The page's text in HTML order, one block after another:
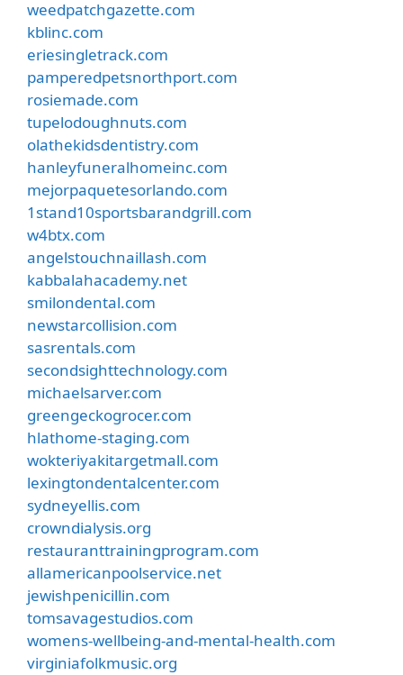
weedpatchgazette.com
kblinc.com
eriesingletrack.com
pamperedpetsnorthport.com
rosiemade.com
tupelodoughnuts.com
olathekidsdentistry.com
hanleyfuneralhomeinc.com
mejorpaquetesorlando.com
1stand10sportsbarandgrill.com
w4btx.com
angelstouchnaillash.com
kabbalahacademy.net
smilondental.com
newstarcollision.com
sasrentals.com
secondsighttechnology.com
michaelsarver.com
greengeckogrocer.com
hlathome-staging.com
wokteriyakitargetmall.com
lexingtondentalcenter.com
sydneyellis.com
crowndialysis.org
restauranttrainingprogram.com
allamericanpoolservice.net
jewishpenicillin.com
tomsavagestudios.com
womens-wellbeing-and-mental-health.com
virginiafolkmusic.org